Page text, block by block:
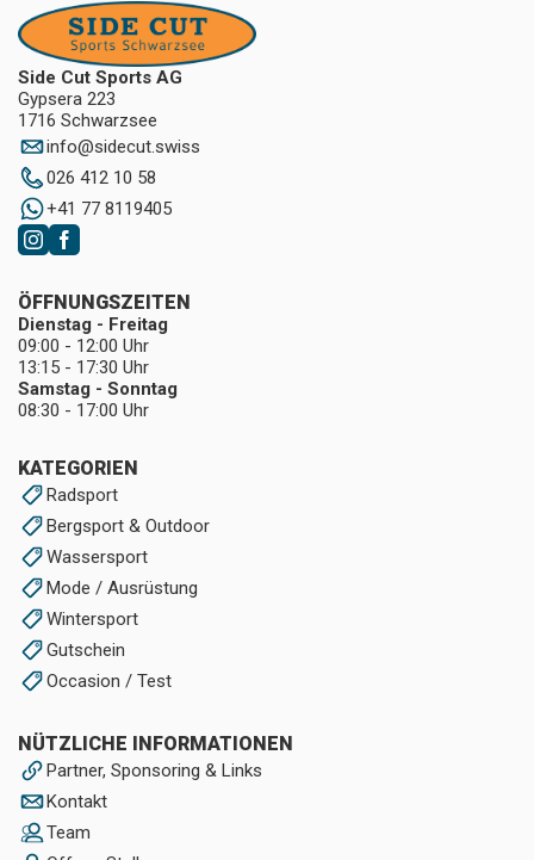
Side Cut Sports AG
Gypsera 223
1716 Schwarzsee
info@sidecut.swiss
026 412 10 58
+41 77 8119405
KATEGORIEN
Radsport
Bergsport & Outdoor
Wassersport
Mode / Ausrüstung
Wintersport
Gutschein
Occasion / Test
NÜTZLICHE INFORMATIONEN
Partner, Sponsoring & Links
Kontakt
Team
ÖFFNUNGSZEITEN
Dienstag - Freitag
09:00 - 12:00 Uhr
13:15 - 17:30 Uhr
Samstag - Sonntag
08:30 - 17:00 Uhr